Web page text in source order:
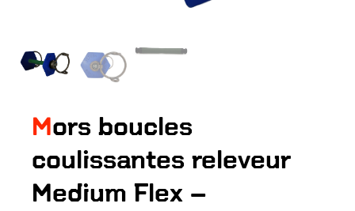
Mors boucles
coulissantes releveur
Medium Flex –